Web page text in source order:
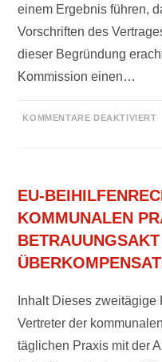
einem Ergebnis führen,
Vorschriften des
dieser Begründung
Kommission einen…
KOMMENTARE DEAKTIVIERT
EU-
KOMMUNALEN
Inhalt Dieses
Vertreter der
täglichen Praxis mit der